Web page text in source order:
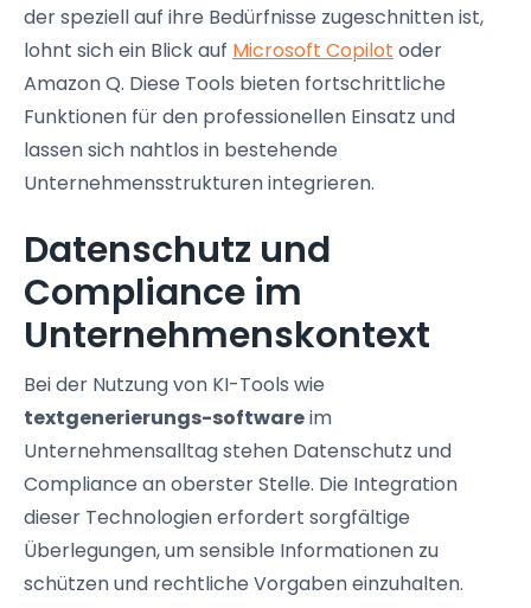
der speziell auf ihre Bedürfnisse zugeschnitten ist,
lohnt sich ein Blick auf Microsoft Copilot oder
Amazon Q. Diese Tools bieten fortschrittliche
Funktionen für den professionellen Einsatz und
lassen sich nahtlos in bestehende
Unternehmensstrukturen integrieren.
Datenschutz und
Compliance im
Unternehmenskontext
Bei der Nutzung von KI-Tools wie
textgenerierungs-softwareim
Unternehmensalltag stehen Datenschutz und
Compliance an oberster Stelle. Die Integration
dieser Technologien erfordert sorgfältige
Überlegungen, um sensible Informationen zu
schützen und rechtliche Vorgaben einzuhalten.